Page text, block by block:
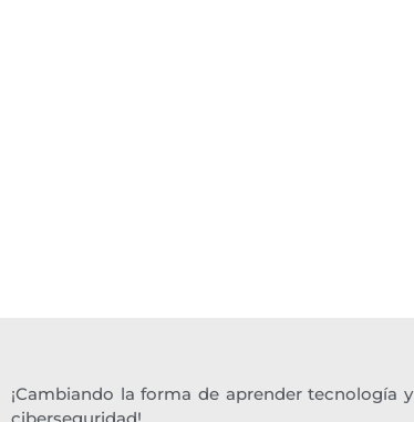
¡Cambiando la forma de aprender tecnología y